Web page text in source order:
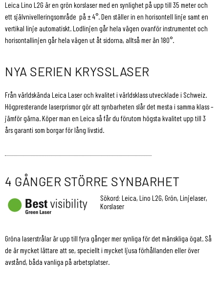
Leica Lino L2G är en grön korslaser med en synlighet på upp till 35 meter och
ett självnivelleringsområde på ± 4°. Den ställer in en horisontell linje samt en
vertikal linje automatiskt. Lodlinjen går hela vägen ovanför instrumentet och
horisontallinjen går hela vägen ut åt sidorna, alltså mer än 180°.
NYA SERIEN KRYSSLASER
Från världskända Leica Laser och kvalitet i världsklass utvecklade i Schweiz.
Högpresterande laserprismor gör att synbarheten slår det mesta i samma klass –
jämför gärna. Köper man en Leica så får du förutom högsta kvalitet upp till 3
års garanti som borgar för lång livstid.
4 GÅNGER STÖRRE SYNBARHET
Gröna laserstrålar är upp till fyra gånger mer synliga för det mänskliga ögat. Så
de är mycket lättare att se, speciellt i mycket ljusa förhållanden eller över
avstånd, båda vanliga på arbetsplatser.
Sökord: Leica, Lino L2G, Grön, Linjelaser,
Korslaser